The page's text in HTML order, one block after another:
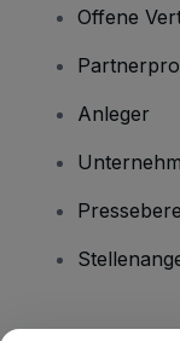
Offene
Anleger